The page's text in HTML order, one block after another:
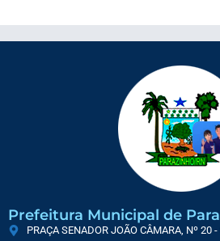
Prefeitura Municipal de
PRAÇA SENADOR JOÃO CÂMARA, Nº 20